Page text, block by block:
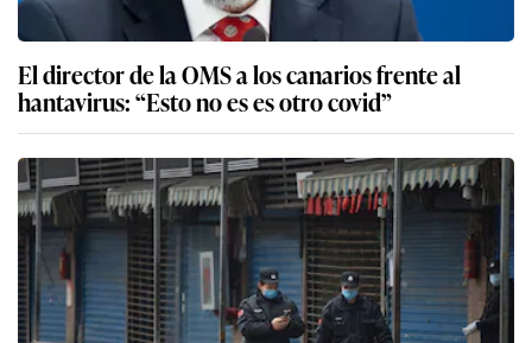
El director de la OMS a los canarios frente al
hantavirus: “Esto no es es otro covid”